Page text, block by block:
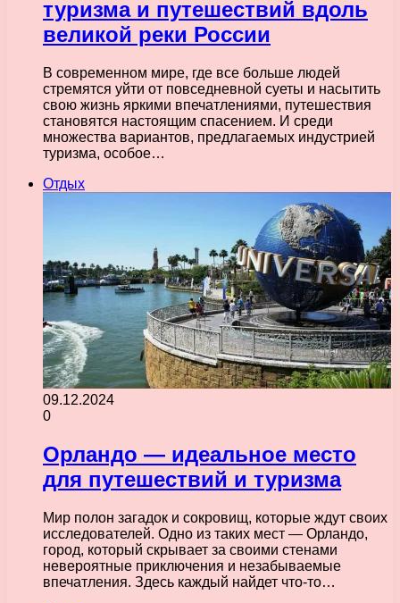
туризма и путешествий вдоль
великой реки России
В современном мире, где все больше людей
стремятся уйти от повседневной суеты и насытить
свою жизнь яркими впечатлениями, путешествия
становятся настоящим спасением. И среди
множества вариантов, предлагаемых индустрией
туризма, особое…
Отдых
09.12.2024
0
Орландо — идеальное место
для путешествий и туризма
Мир полон загадок и сокровищ, которые ждут своих
исследователей. Одно из таких мест — Орландо,
город, который скрывает за своими стенами
невероятные приключения и незабываемые
впечатления. Здесь каждый найдет что-то…